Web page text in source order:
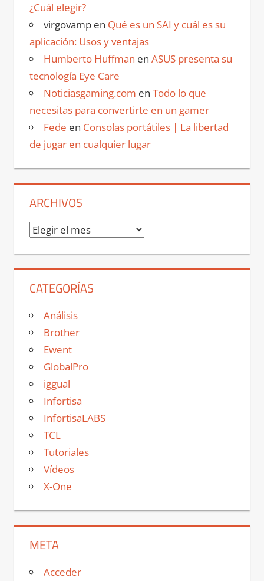
¿Cuál elegir?
virgovampen Qué es un SAI y cuál es su
aplicación: Usos y ventajas
Humberto Huffman en ASUS presenta su
tecnología Eye Care
Noticiasgaming.com en Todo lo que
necesitas para convertirte en un gamer
Fede en Consolas portátiles | La libertad
de jugar en cualquier lugar
ARCHIVOS
Archivos
CATEGORÍAS
Análisis
Brother
Ewent
GlobalPro
iggual
Infortisa
InfortisaLABS
TCL
Tutoriales
Vídeos
X-One
META
Acceder